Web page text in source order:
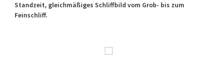
Standzeit, gleichmäßiges Schliffbild vom Grob- bis zum
Feinschliff.